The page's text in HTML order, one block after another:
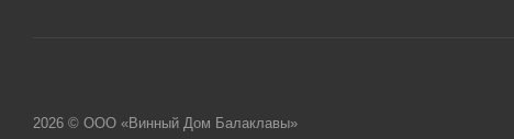
2026 © ООО «Винный Дом Балаклавы»